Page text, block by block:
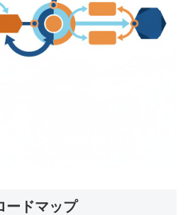
ードマップ